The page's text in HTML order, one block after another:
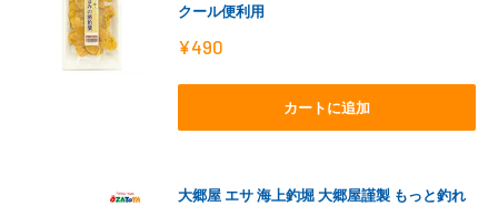
クール便利用
販
価
¥490
カートに追加
大郷屋 エサ 海上釣堀 大郷屋謹製 もっと釣れ